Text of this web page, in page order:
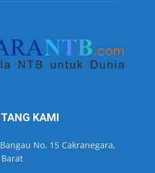
KAMI
No. 15 Cakranegara,